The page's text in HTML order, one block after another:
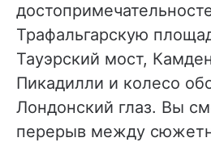
Трафальгарскую
Тауэрский мост,
Пикадилли и колесо
Лондонский глаз. Вы
перерыв между